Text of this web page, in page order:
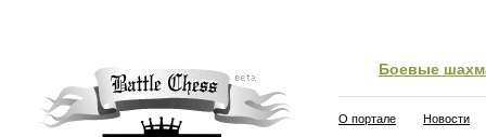
Боевые
О портале Новости